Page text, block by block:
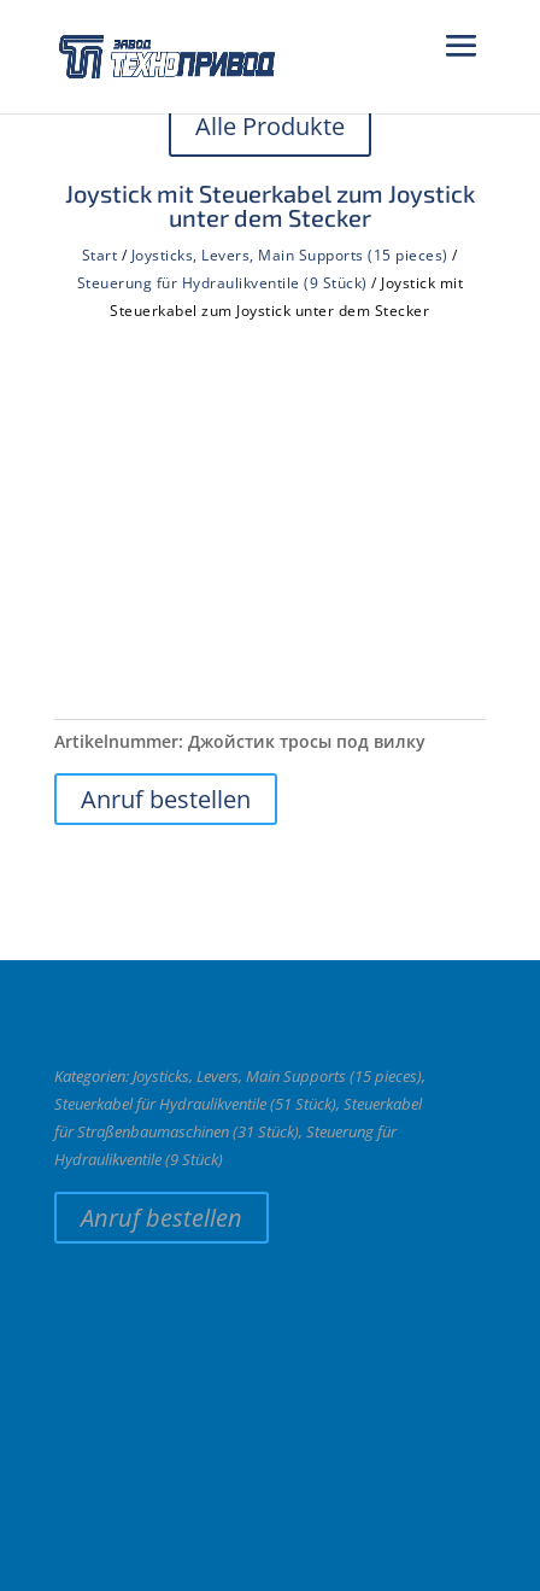
Alle Produkte
Joystick mit Steuerkabel zum Joystick
unter dem Stecker
Start / Joysticks, Levers, Main Supports (15 pieces) /
Steuerung für Hydraulikventile (9 Stück) / Joystick mit
Steuerkabel zum Joystick unter dem Stecker
Artikelnummer: Джойстик тросы под вилку
Anruf bestellen
Kategorien:Joysticks, Levers, Main Supports (15 pieces),
Steuerkabel für Hydraulikventile (51 Stück), Steuerkabel
für Straßenbaumaschinen (31 Stück), Steuerung für
Hydraulikventile (9 Stück)
Anruf bestellen